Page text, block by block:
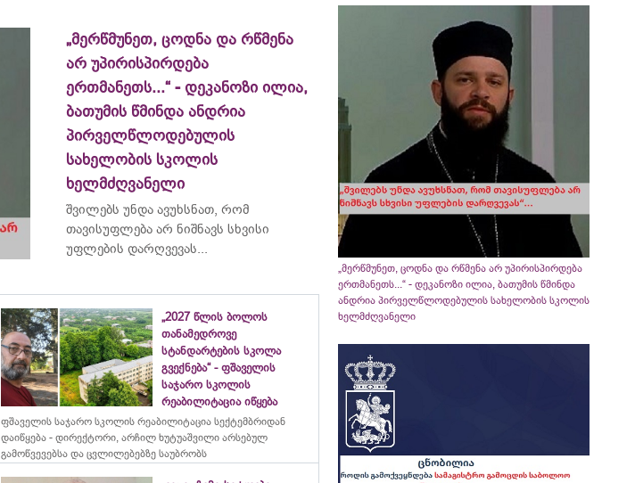
„მერწმუნეთ, ცოდნა და რწმენა
არ უპირისპირდება
ერთმანეთს...“ - დეკანოზი ილია,
ბათუმის წმინდა ანდრია
პირველწლოდებულის
სახელობის სკოლის
ხელმძღვანელი
შვილებს უნდა ავუხსნათ, რომ
თავისუფლება არ ნიშნავს სხვისი
უფლების დარღვევას...
„2027 წლის ბოლოს
თანამედროვე
სტანდარტების სკოლა
გვექნება“ - ფშაველის
საჯარო სკოლის
რეაბილიტაცია იწყება
ფშაველის საჯარო სკოლის რეაბილიტაცია სექტემბრიდან
დაიწყება - დირექტორი, არჩილ ხუტუაშვილი არსებულ
გამოწვევებსა და ცვლილებებზე საუბრობს
„მერწმუნეთ, ცოდნა და რწმენა არ უპირისპირდება
ერთმანეთს...“ - დეკანოზი ილია, ბათუმის წმინდა
ანდრია პირველწლოდებულის სახელობის სკოლის
ხელმძღვანელი